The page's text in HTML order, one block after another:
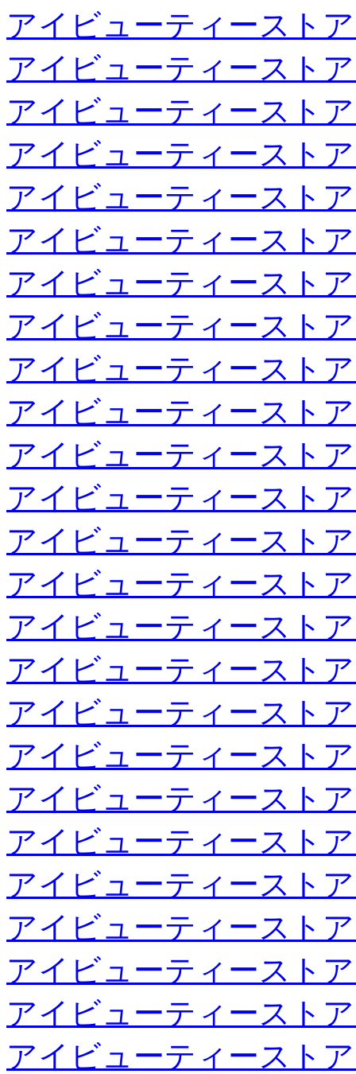
アイビューティースト
アイビューティースト
アイビューティースト
アイビューティースト
アイビューティースト
アイビューティースト
アイビューティースト
アイビューティースト
アイビューティースト
アイビューティースト
アイビューティースト
アイビューティースト
アイビューティースト
アイビューティースト
アイビューティースト
アイビューティースト
アイビューティースト
アイビューティースト
アイビューティースト
アイビューティースト
アイビューティースト
アイビューティースト
アイビューティースト
アイビューティースト
アイビューティースト